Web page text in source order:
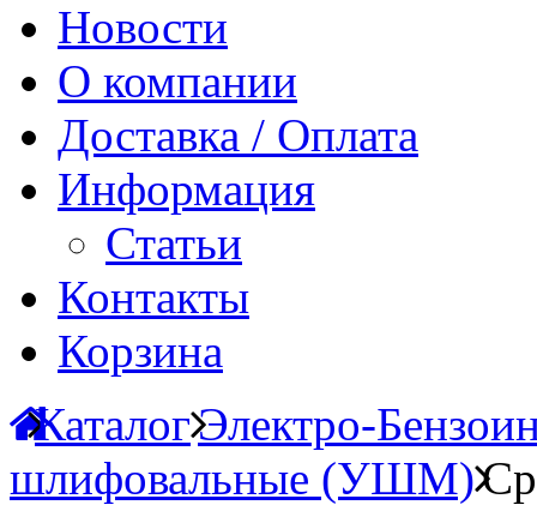
Новости
О компании
Доставка / Оплата
Информация
Статьи
Контакты
Корзина
КаталогЭлектро-
шлифовальные (УШМ)